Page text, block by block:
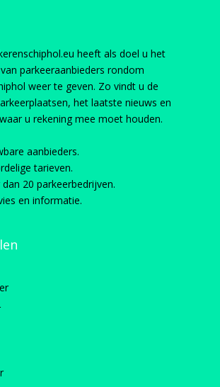
heeft als doel u het
parkeeraanbieders rondom
weer te geven. Zo vindt u de
het laatste nieuws en
u rekening mee moet houden.
aanbieders.
tarieven.
20 parkeerbedrijven.
en informatie.